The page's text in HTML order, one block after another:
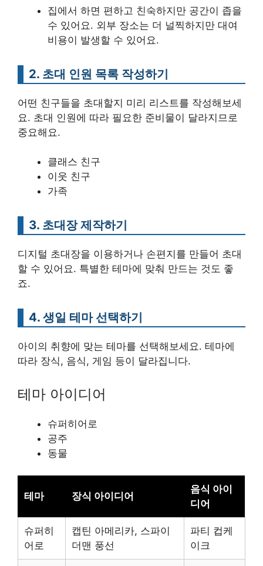
집에서 하면 편하고 친숙하지만 공간이 좁을
수 있어요. 외부 장소는 더 널찍하지만 대여
비용이 발생할 수 있어요.
2. 초대 인원 목록 작성하기
어떤 친구들을 초대할지 미리 리스트를 작성해보세
요. 초대 인원에 따라 필요한 준비물이 달라지므로
중요해요.
클래스 친구
이웃 친구
가족
3. 초대장 제작하기
디지털 초대장을 이용하거나 손편지를 만들어 초대
할 수 있어요. 특별한 테마에 맞춰 만드는 것도 좋
죠.
4. 생일 테마 선택하기
아이의 취향에 맞는 테마를 선택해보세요. 테마에
따라 장식, 음식, 게임 등이 달라집니다.
테마 아이디어
슈퍼히어로
공주
동물
테마 장식 아이디어
음식 아이
디어
슈퍼히
어로
캡틴 아메리카, 스파이
더맨 풍선
파티 컵케
이크